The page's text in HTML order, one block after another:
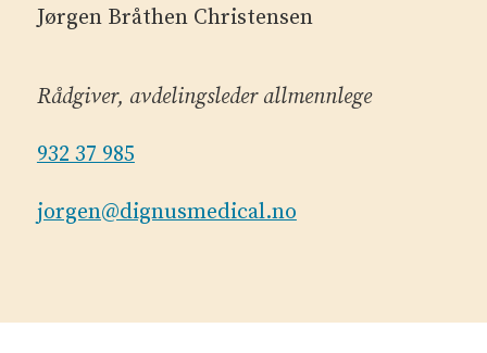
Jørgen Bråthen Christensen
Rådgiver, avdelingsleder allmennlege
932 37 985
jorgen@dignusmedical.no